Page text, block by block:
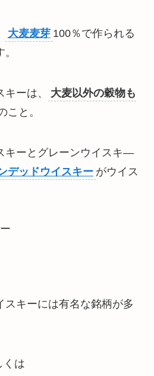
大麦麦芽 100％で作られる
ーは、
大麦以外の穀物も
こと。
キーとグレーンウイスキ―
デッドウイスキー がウイス
スキーには有名な銘柄が多
くは